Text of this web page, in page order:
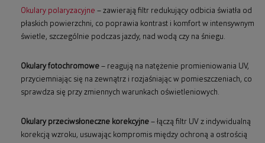
Okulary polaryzacyjne – zawierają filtr redukujący odbicia światła od
płaskich powierzchni, co poprawia kontrast i komfort w intensywnym
świetle, szczególnie podczas jazdy, nad wodą czy na śniegu.
Okulary fotochromowe – reagują na natężenie promieniowania UV,
przyciemniając się na zewnątrz i rozjaśniając w pomieszczeniach, co
sprawdza się przy zmiennych warunkach oświetleniowych.
Okulary przeciwsłoneczne korekcyjne – łączą filtr UV z indywidualną
korekcją wzroku, usuwając kompromis między ochroną a ostrością